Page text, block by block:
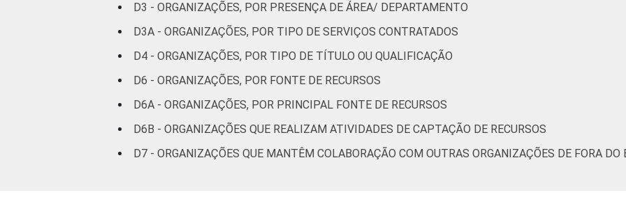
D3 - ORGANIZAÇÕES, POR PRESENÇA DE ÁREA/ DEPARTAMENTO
D3A - ORGANIZAÇÕES, POR TIPO DE SERVIÇOS CONTRATADOS
D4 - ORGANIZAÇÕES, POR TIPO DE TÍTULO OU QUALIFICAÇÃO
D6 - ORGANIZAÇÕES, POR FONTE DE RECURSOS
D6A - ORGANIZAÇÕES, POR PRINCIPAL FONTE DE RECURSOS
D6B - ORGANIZAÇÕES QUE REALIZAM ATIVIDADES DE CAPTAÇÃO DE RECURSOS
D7 - ORGANIZAÇÕES QUE MANTÊM COLABORAÇÃO COM OUTRAS ORGANIZAÇÕES DE FORA DO